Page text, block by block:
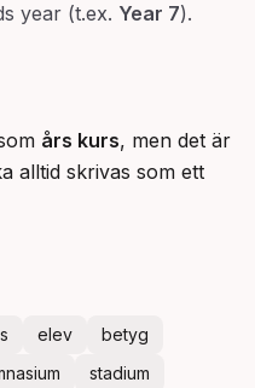
year (t.ex. Year 7).
års kurs, men det är
alltid skrivas som ett
elev
betyg
stadium